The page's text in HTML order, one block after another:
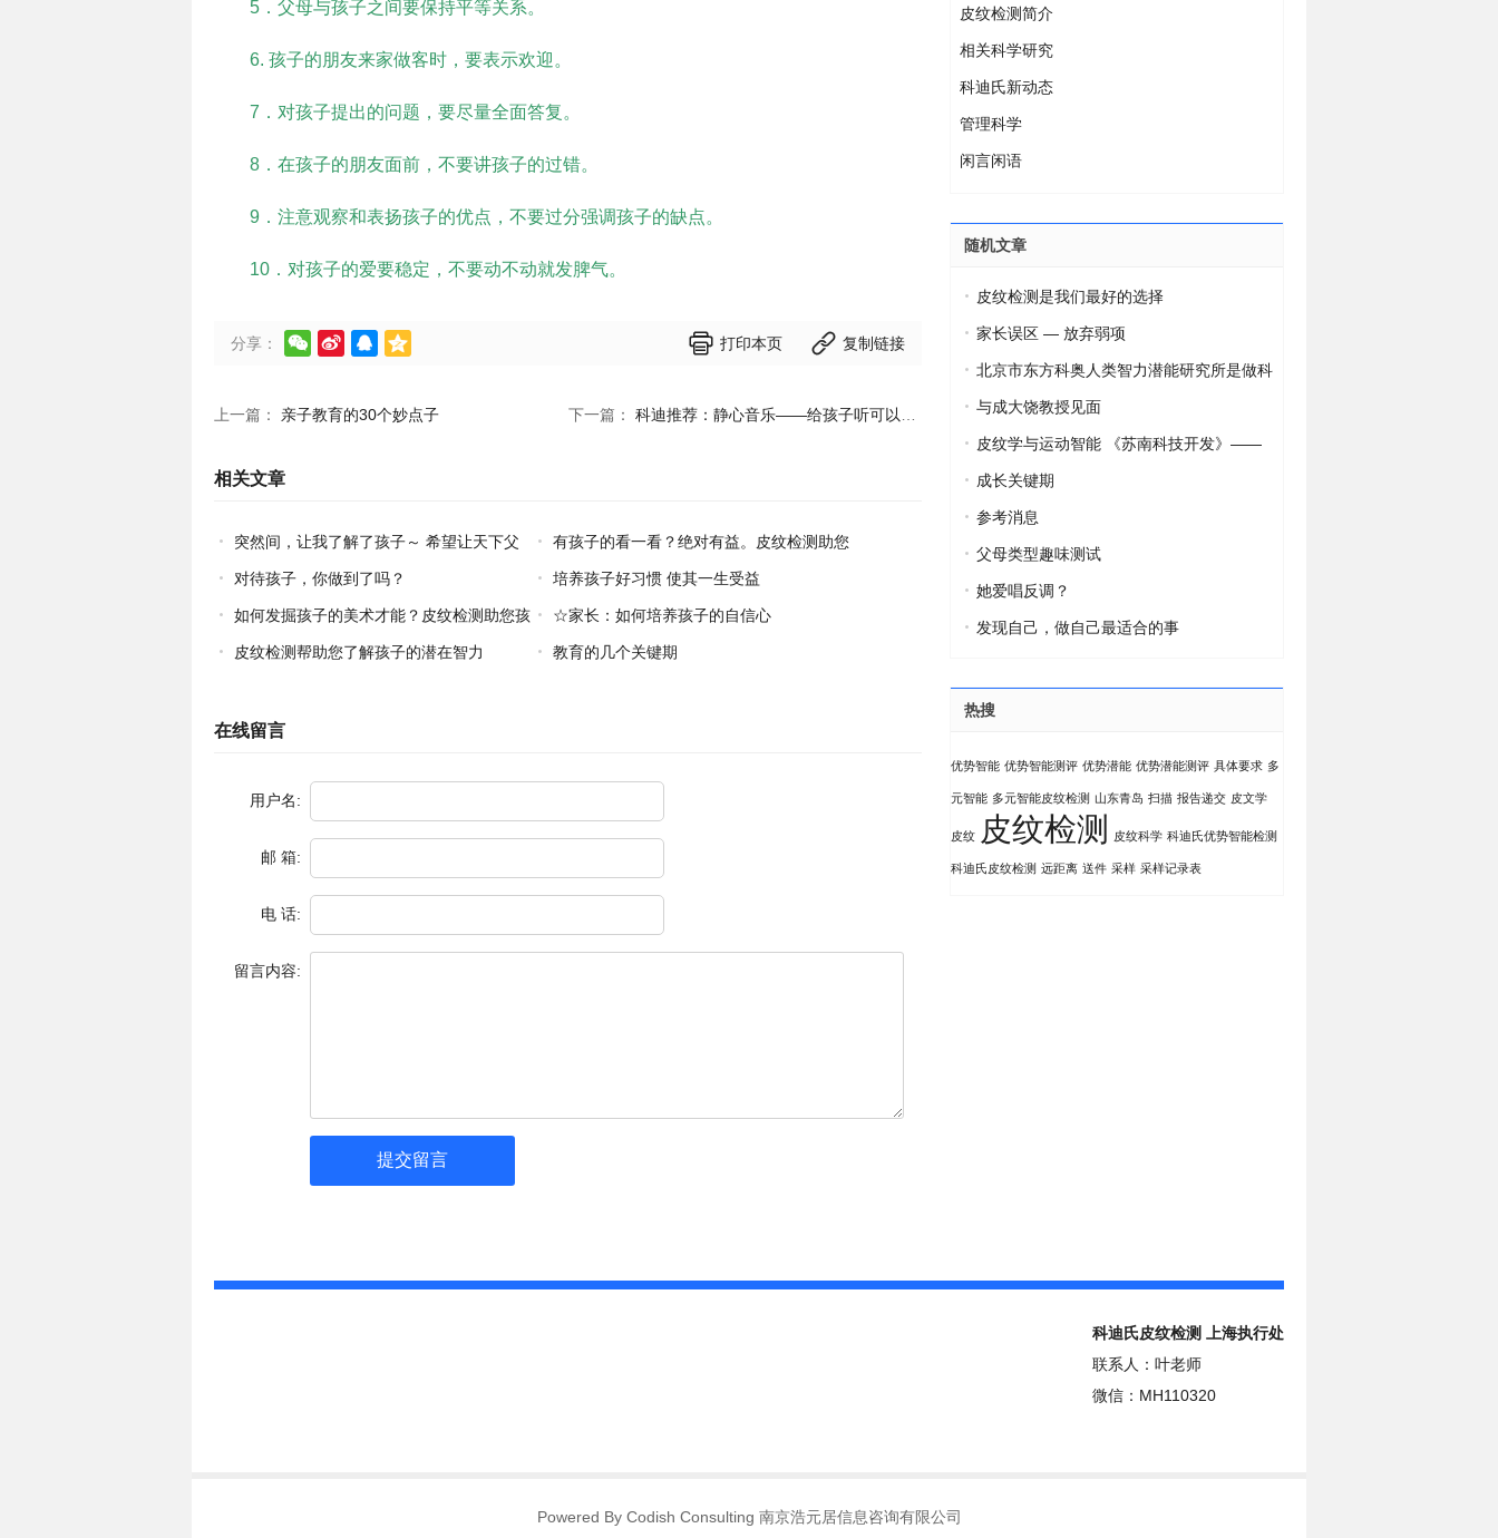
5．父母与孩子之间要保持平等关系。
6. 孩子的朋友来家做客时，要表示欢迎。
7．对孩子提出的问题，要尽量全面答复。
8．在孩子的朋友面前，不要讲孩子的过错。
9．注意观察和表扬孩子的优点，不要过分强调孩子的缺点。
10．对孩子的爱要稳定，不要动不动就发脾气。
分享：      打印本页  复制链接
上一篇： 亲子教育的30个妙点子 下一篇： 科迪推荐：静心音乐——给孩子听可以提高专注力，屏蔽外界的影响。
相关文章
突然间，让我了解了孩子～ 希望让天下父
母都能成为伯乐，让天下孩子都能成才！
有孩子的看一看？绝对有益。皮纹检测助您
孩子一臂之力
对待孩子，你做到了吗？ 培养孩子好习惯 使其一生受益
如何发掘孩子的美术才能？皮纹检测助您孩
子一臂之力
☆家长：如何培养孩子的自信心
皮纹检测帮助您了解孩子的潜在智力 教育的几个关键期
在线留言
用户名:
邮 箱:
电 话:
留言内容:
皮纹检测简介
相关科学研究
科迪氏新动态
管理科学
闲言闲语
随机文章
皮纹检测是我们最好的选择
家长误区 — 放弃弱项
北京市东方科奥人类智力潜能研究所是做科
研的公司，还是造谣的公司？
与成大饶教授见面
皮纹学与运动智能 《苏南科技开发》——
2006年第5期
成长关键期
参考消息
父母类型趣味测试
她爱唱反调？
发现自己，做自己最适合的事
热搜
优势智能 优势智能测评 优势潜能 优势潜能测评 具体要求 多
元智能 多元智能皮纹检测 山东青岛 扫描 报告递交 皮文学
皮纹 皮纹检测 皮纹科学 科迪氏优势智能检测
科迪氏皮纹检测 远距离 送件 采样 采样记录表
科迪氏皮纹检测 上海执行处
联系人：叶老师
微信：MH110320
Powered By Codish Consulting 南京浩元居信息咨询有限公司